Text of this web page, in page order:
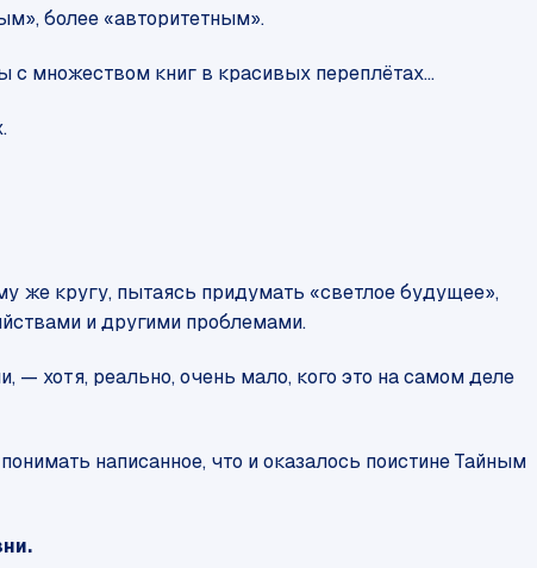
более «авторитетным».
с множеством книг в красивых переплётах...
же кругу, пытаясь придумать «светлое будущее»,
и другими проблемами.
хотя, реально, очень мало, кого это на самом деле
написанное, что и оказалось поистине Тайным